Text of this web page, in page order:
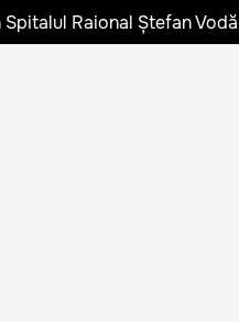
Raional Ștefan